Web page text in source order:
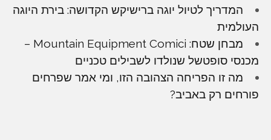
המדריך לטיול יוגה ברישיקש הקדושה: בירת היוגה
העולמית
מבחן שטח: Mountain Equipment Comici –
מכנסי סופטשל שנולדו לשבילים טכניים
מה זו הפריחה הצהובה הזו, ומי אמר שפרחים
פורחים רק באביב?